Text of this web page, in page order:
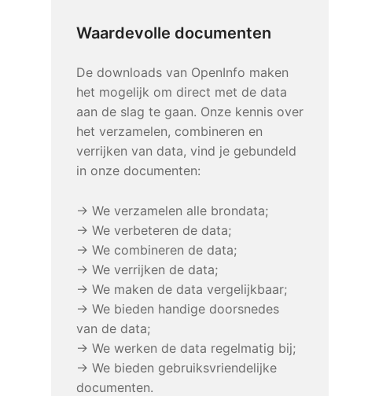
Waardevolle documenten
De downloads van OpenInfo maken
het mogelijk om direct met de data
aan de slag te gaan. Onze kennis over
het verzamelen, combineren en
verrijken van data, vind je gebundeld
in onze documenten:
→ We verzamelen alle brondata;
→ We verbeteren de data;
→ We combineren de data;
→ We verrijken de data;
→ We maken de data vergelijkbaar;
→ We bieden handige doorsnedes
van de data;
→ We werken de data regelmatig bij;
→ We bieden gebruiksvriendelijke
documenten.